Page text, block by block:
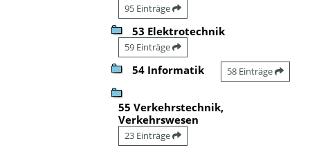
95 Einträge
53 Elektrotechnik
59 Einträge
54 Informatik 58 Einträge
55 Verkehrstechnik,
Verkehrswesen
23 Einträge